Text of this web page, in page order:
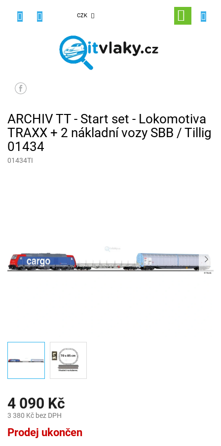
CZK
NÁKUPNÍ
KOŠÍK
ARCHIV TT - Start set - Lokomotiva
TRAXX + 2 nákladní vozy SBB / Tillig
01434
01434TI
4 090 Kč
3 380 Kč bez DPH
Měrná
cena:
Prodej ukončen